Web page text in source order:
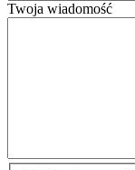
Twoja wiadomość